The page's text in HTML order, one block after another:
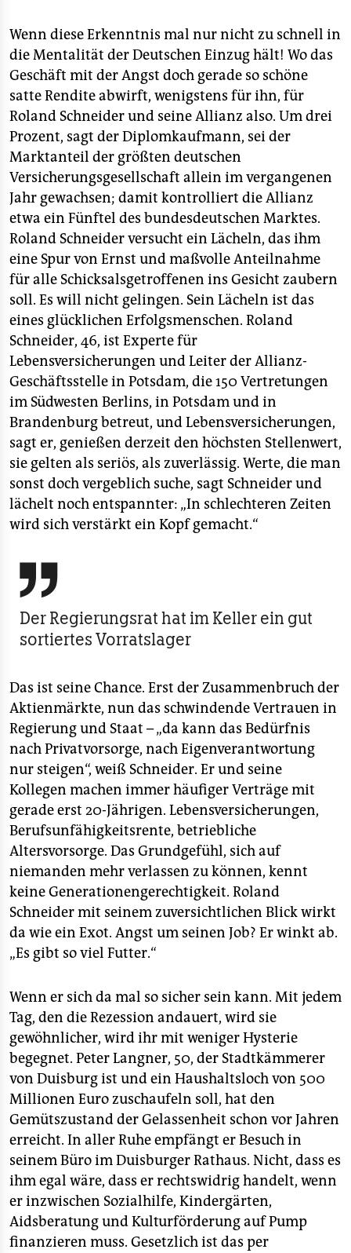
Wenn diese Erkenntnis mal nur nicht zu schnell in
die Mentalität der Deutschen Einzug hält! Wo das
Geschäft mit der Angst doch gerade so schöne
satte Rendite abwirft, wenigstens für ihn, für
Roland Schneider und seine Allianz also. Um drei
Prozent, sagt der Diplomkaufmann, sei der
Marktanteil der größten deutschen
Versicherungsgesellschaft allein im vergangenen
Jahr gewachsen; damit kontrolliert die Allianz
etwa ein Fünftel des bundesdeutschen Marktes.
Roland Schneider versucht ein Lächeln, das ihm
eine Spur von Ernst und maßvolle Anteilnahme
für alle Schicksalsgetroffenen ins Gesicht zaubern
soll. Es will nicht gelingen. Sein Lächeln ist das
eines glücklichen Erfolgsmenschen. Roland
Schneider, 46, ist Experte für
Lebensversicherungen und Leiter der Allianz-
Geschäftsstelle in Potsdam, die 150 Vertretungen
im Südwesten Berlins, in Potsdam und in
Brandenburg betreut, und Lebensversicherungen,
sagt er, genießen derzeit den höchsten Stellenwert,
sie gelten als seriös, als zuverlässig. Werte, die man
sonst doch vergeblich suche, sagt Schneider und
lächelt noch entspannter: „In schlechteren Zeiten
wird sich verstärkt ein Kopf gemacht.“

Der Regierungsrat hat im Keller ein gut
sortiertes Vorratslager
Das ist seine Chance. Erst der Zusammenbruch der
Aktienmärkte, nun das schwindende Vertrauen in
Regierung und Staat – „da kann das Bedürfnis
nach Privatvorsorge, nach Eigenverantwortung
nur steigen“, weiß Schneider. Er und seine
Kollegen machen immer häufiger Verträge mit
gerade erst 20-Jährigen. Lebensversicherungen,
Berufsunfähigkeitsrente, betriebliche
Altersvorsorge. Das Grundgefühl, sich auf
niemanden mehr verlassen zu können, kennt
keine Generationengerechtigkeit. Roland
Schneider mit seinem zuversichtlichen Blick wirkt
da wie ein Exot. Angst um seinen Job? Er winkt ab.
„Es gibt so viel Futter.“
Wenn er sich da mal so sicher sein kann. Mit jedem
Tag, den die Rezession andauert, wird sie
gewöhnlicher, wird ihr mit weniger Hysterie
begegnet. Peter Langner, 50, der Stadtkämmerer
von Duisburg ist und ein Haushaltsloch von 500
Millionen Euro zuschaufeln soll, hat den
Gemütszustand der Gelassenheit schon vor Jahren
erreicht. In aller Ruhe empfängt er Besuch in
seinem Büro im Duisburger Rathaus. Nicht, dass es
ihm egal wäre, dass er rechtswidrig handelt, wenn
er inzwischen Sozialhilfe, Kindergärten,
Aidsberatung und Kulturförderung auf Pump
finanzieren muss. Gesetzlich ist das per